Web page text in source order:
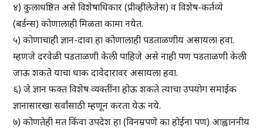
४) कुलाधष्ठित असे विशेषाधिकार (प्रीव्हीलेजेस) व विशेष-कर्तव्ये
(बर्डन्स) कोणालाही मिळता कामा नयेत.
५) कोणाचाही ज्ञान-दावा हा कोणालाही पडताळणीय असायला हवा.
म्हणजे दरवेळी पडताळणी केली पाहिजे असे नाही पण पडताळणी केली
जाऊ शकते याचा धाक दावेदारावर असायला हवा.
६) जे ज्ञान फक्त विशेष व्यक्तींना होऊ शकते त्याचा उपयोग समाईक
ज्ञानासारखा सर्वांसाठी म्हणून करता येऊ नये.
७) कोणतेही मत किंवा उपदेश हा (विनम्रपणे का होईना पण) आह्वाननीय